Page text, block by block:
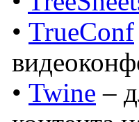
• TrueConf
• Twine –